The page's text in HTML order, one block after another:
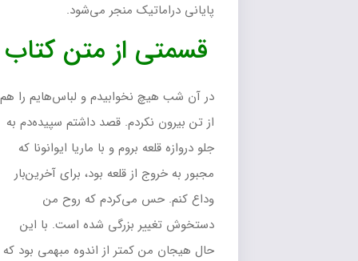
پایانی دراماتیک منجر می‌شود.
قسمتی از متن کتاب
در آن شب هیچ نخوابیدم و لباس‌هایم را هم
از تن بیرون نکردم. قصد داشتم سپیده‌دم به
جلو دروازه قلعه بروم و با ماریا ایوانونا که
مجبور به خروج از قلعه بود، براى آخرین‌بار
وداع کنم. حس مى‌کردم که روح من
دستخوش تغییر بزرگى شده است. با این
حال هیجان من کمتر از اندوه مبهمى بود که